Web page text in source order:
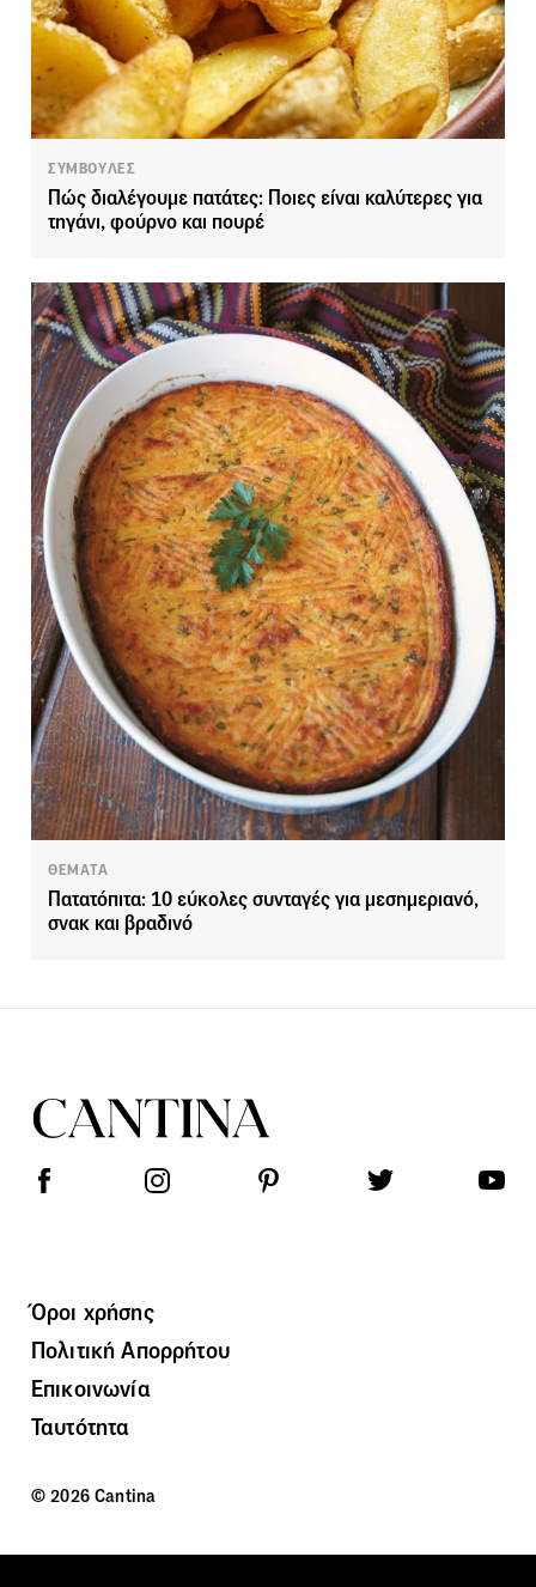
ΣΥΜΒΟΥΛΕΣ
Πώς διαλέγουμε πατάτες: Ποιες είναι καλύτερες για
τηγάνι, φούρνο και πουρέ
ΘΕΜΑΤΑ
Πατατόπιτα: 10 εύκολες συνταγές για μεσημεριανό,
σνακ και βραδινό
Όροι χρήσης
Πολιτική Απορρήτου
Επικοινωνία
Ταυτότητα
© 2026 Cantina